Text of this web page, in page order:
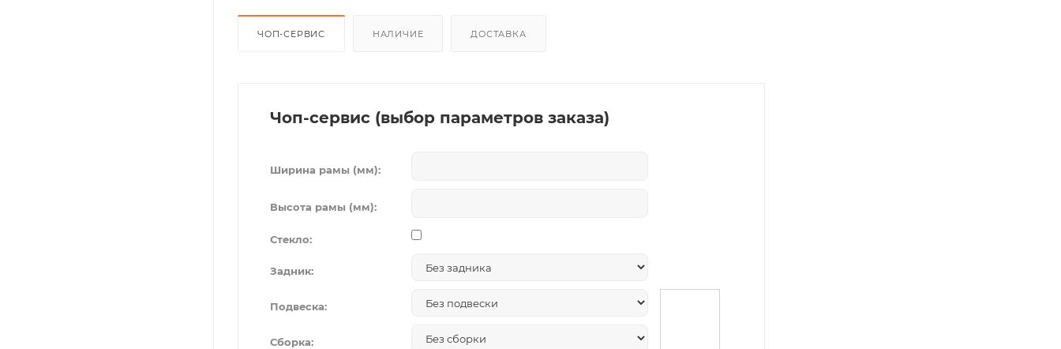
ЧОП-СЕРВИС НАЛИЧИЕ ДОСТАВКА
Чоп-сервис (выбор параметров заказа)
Ширина рамы (мм):
Высота рамы (мм):
Стекло:
Задник:
Подвеска:
Сборка: